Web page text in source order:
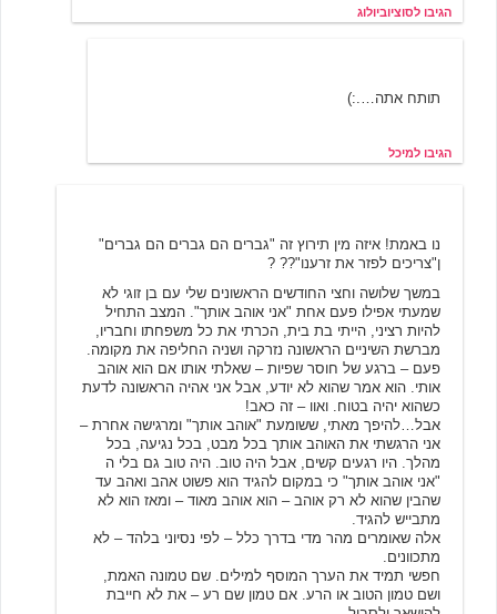
הגיבו לסוציוביולוג
תותח אתה….:)
הגיבו למיכל
נו באמת! איזה מין תירוץ זה "גברים הם גברים הם גברים"
ן"צריכים לפזר את זרענו"?? ?
במשך שלושה וחצי החודשים הראשונים שלי עם בן זוגי לא
שמעתי אפילו פעם אחת "אני אוהב אותך". המצב התחיל
להיות רציני, הייתי בת בית, הכרתי את כל משפחתו וחבריו,
מברשת השיניים הראשונה נזרקה ושניה החליפה את מקומה.
פעם – ברגע של חוסר שפיות – שאלתי אותו אם הוא אוהב
אותי. הוא אמר שהוא לא יודע, אבל אני אהיה הראשונה לדעת
כשהוא יהיה בטוח. ואוו – זה כאב!
אבל…להיפך מאתי, ששומעת "אוהב אותך" ומרגישה אחרת –
אני הרגשתי את האוהב אותך בכל מבט, בכל נגיעה, בכל
מהלך. היו רגעים קשים, אבל היה טוב. היה טוב גם בלי ה
"אני אוהב אותך" כי במקום להגיד הוא פשוט אהב ואהב עד
שהבין שהוא לא רק אוהב – הוא אוהב מאוד – ומאז הוא לא
מתבייש להגיד.
אלה שאומרים מהר מדי בדרך כלל – לפי נסיוני בלהד – לא
מתכוונים.
חפשי תמיד את הערך המוסף למילים. שם טמונה האמת,
ושם טמון הטוב או הרע. אם טמון שם רע – את לא חייבת